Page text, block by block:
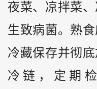
夜菜、凉拌菜
生致病菌。熟
冷藏保存并彻
冷链，定期